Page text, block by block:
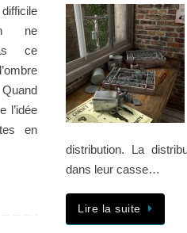
ne
ce
l’idée
en
distribution. La
dans leur casse…
Lire la suite